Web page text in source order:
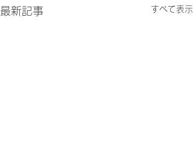
最新記事 すべて表示